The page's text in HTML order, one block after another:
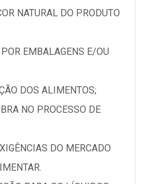
NATURAL DO PRODUTO
EMBALAGENS E/OU
DOS ALIMENTOS;
NO PROCESSO DE
DO MERCADO